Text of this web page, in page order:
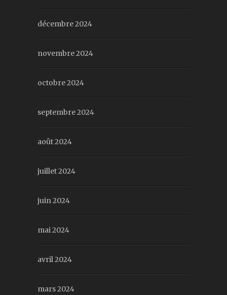
décembre 2024
novembre 2024
octobre 2024
septembre 2024
août 2024
juillet 2024
juin 2024
mai 2024
avril 2024
mars 2024